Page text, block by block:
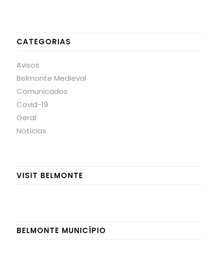
CATEGORIAS
Avisos
Belmonte Medieval
Comunicados
Covid-19
Geral
Notícias
VISIT BELMONTE
BELMONTE MUNICÍPIO